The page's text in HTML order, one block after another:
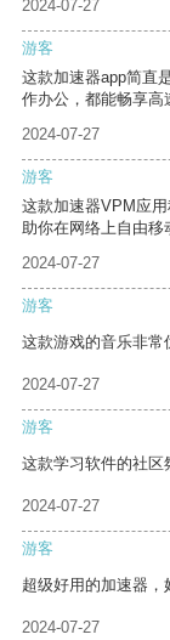
2024-07-27
游客
这款加速器app简直
作办公，都能畅享高
2024-07-27
游客
这款加速器VPM应
助你在网络上自由移
2024-07-27
游客
这款游戏的音乐非常
2024-07-27
游客
这款学习软件的社区
2024-07-27
游客
超级好用的加速器，
2024-07-27